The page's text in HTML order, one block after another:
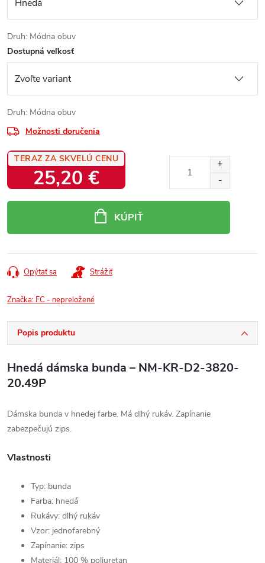
Druh: Módna obuv
Dostupná veľkosť
Druh: Módna obuv
Možnosti doručenia
TERAZ ZA SKVELÚ CENU
25,20 €
KÚPIŤ
Opýtať sa Strážiť
Značka: FC - nepreložené
Popis produktu
Hnedá dámska bunda – NM-KR-D2-3820-
20.49P
Dámska bunda v hnedej farbe. Má dlhý rukáv. Zapínanie
zabezpečujú zips.
Vlastnosti
Typ: bunda
Farba: hnedá
Rukávy: dlhý rukáv
Vzor: jednofarebný
Zapínanie: zips
Materiál: 100 % poliuretan